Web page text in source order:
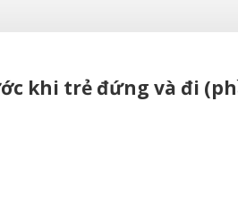
khi trẻ đứng và đi